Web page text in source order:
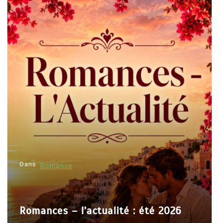
Dans Romance
Romances – l’actualité : été 2026